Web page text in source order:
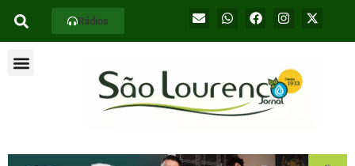
Rádios